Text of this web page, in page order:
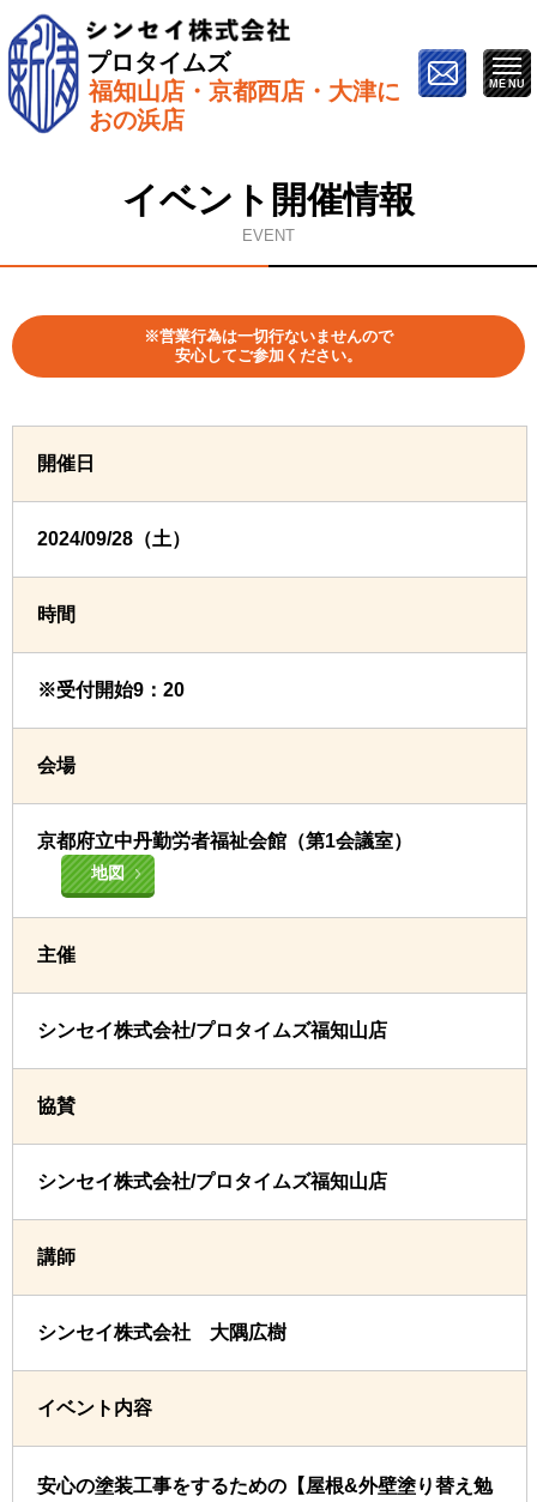
プロタイムズ
福知山店・京都西店・大津に
おの浜店
ホーム»イベント情報»9月28日（土）【福知山で開
催】塗り替え勉強会
イベント開催情報
EVENT
※営業行為は一切行ないませんので
安心してご参加ください。
開催日
2024/09/28（土）
時間
※受付開始9：20
会場
京都府立中丹勤労者福祉会館（第1会議室）
地図
主催
シンセイ株式会社/プロタイムズ福知山店
協賛
シンセイ株式会社/プロタイムズ福知山店
講師
シンセイ株式会社 大隅広樹
イベント内容
安心の塗装工事をするための【屋根&外壁塗り替え勉